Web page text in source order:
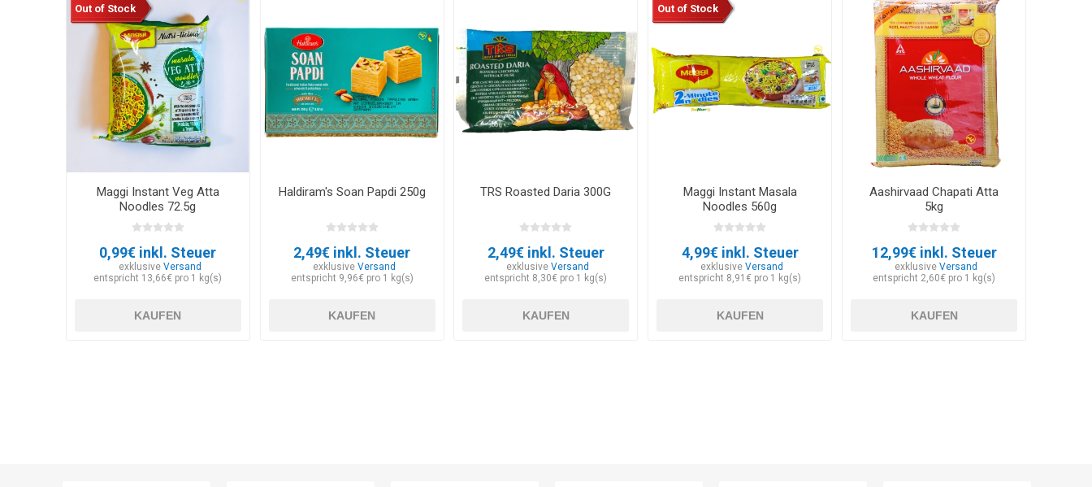
Out of Stock
Maggi Instant Veg Atta
Noodles 72.5g
0,99€ inkl. Steuer
exklusive Versand
entspricht 13,66€ pro 1 kg(s)
KAUFEN
Haldiram's Soan Papdi 250g
2,49€ inkl. Steuer
exklusive Versand
entspricht 9,96€ pro 1 kg(s)
KAUFEN
TRS Roasted Daria 300G
2,49€ inkl. Steuer
exklusiveVersand
entspricht 8,30€ pro 1 kg(s)
KAUFEN
Out of Stock
Maggi Instant Masala
Noodles 560g
4,99€ inkl. Steuer
exklusiveVersand
entspricht 8,91€ pro 1 kg(s)
KAUFEN
Aashirvaad Chapati Atta
5kg
12,99€ inkl. Steuer
exklusiveVersand
entspricht 2,60€ pro 1 kg(s)
KAUFEN